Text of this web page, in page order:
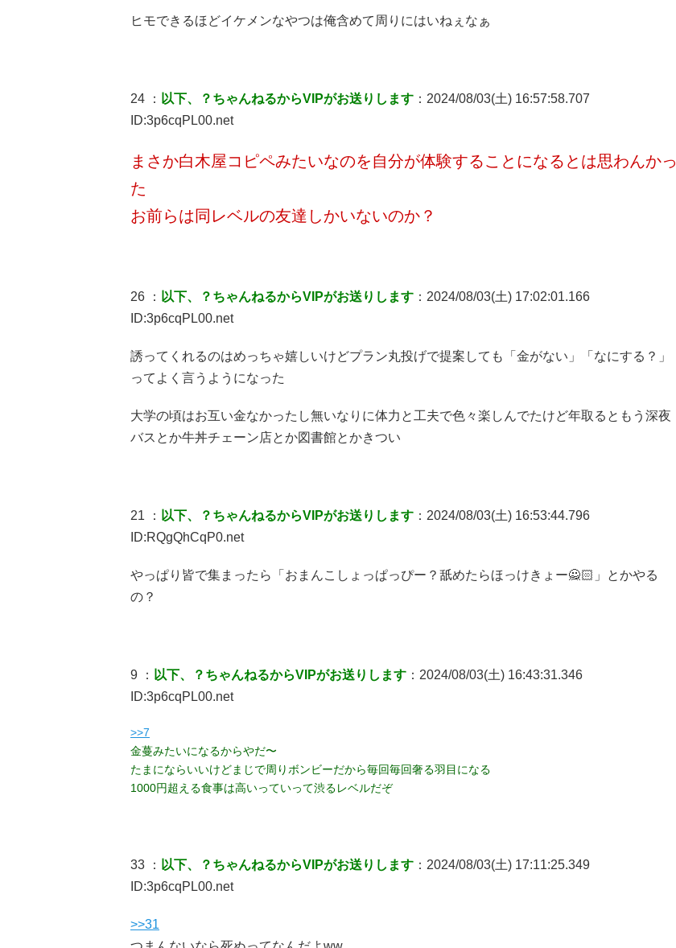
ヒモできるほどイケメンなやつは俺含めて周りにはいねぇなぁ
24 ： 以下、？ちゃんねるからVIPがお送りします ：2024/08/03(土) 16:57:58.707
ID:3p6cqPL00.net
まさか白木屋コピペみたいなのを自分が体験することになるとは思わんかっ
た
お前らは同レベルの友達しかいないのか？
26 ： 以下、？ちゃんねるからVIPがお送りします ：2024/08/03(土) 17:02:01.166
ID:3p6cqPL00.net
誘ってくれるのはめっちゃ嬉しいけどプラン丸投げで提案しても「金がない」「なにする？」
ってよく言うようになった
大学の頃はお互い金なかったし無いなりに体力と工夫で色々楽しんでたけど年取るともう深夜
バスとか牛丼チェーン店とか図書館とかきつい
21 ： 以下、？ちゃんねるからVIPがお送りします ：2024/08/03(土) 16:53:44.796
ID:RQgQhCqP0.net
やっぱり皆で集まったら「おまんこしょっぱっぴー？舐めたらほっけきょー🙅🏻」とかやる
の？
9 ： 以下、？ちゃんねるからVIPがお送りします ：2024/08/03(土) 16:43:31.346
ID:3p6cqPL00.net
>>7
金蔓みたいになるからやだ〜
たまにならいいけどまじで周りボンビーだから毎回毎回奢る羽目になる
1000円超える食事は高いっていって渋るレベルだぞ
33 ： 以下、？ちゃんねるからVIPがお送りします ：2024/08/03(土) 17:11:25.349
ID:3p6cqPL00.net
>>31